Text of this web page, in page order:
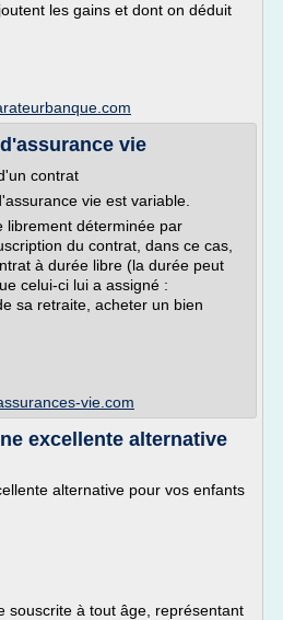
les gains et dont on déduit
vie
contrat
vie est variable.
librement déterminée par
du contrat, dans ce cas,
à durée libre (la durée peut
celui-ci lui a assigné :
sa retraite, acheter un bien
vie.com
excellente alternative
alternative pour vos enfants
souscrite à tout âge, représentant